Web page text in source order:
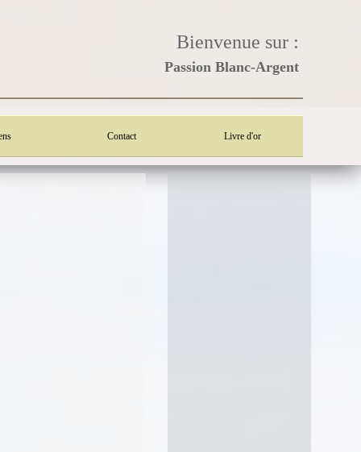
Bienvenue sur :
Passion Blanc-Argent
Contact Livre d'or